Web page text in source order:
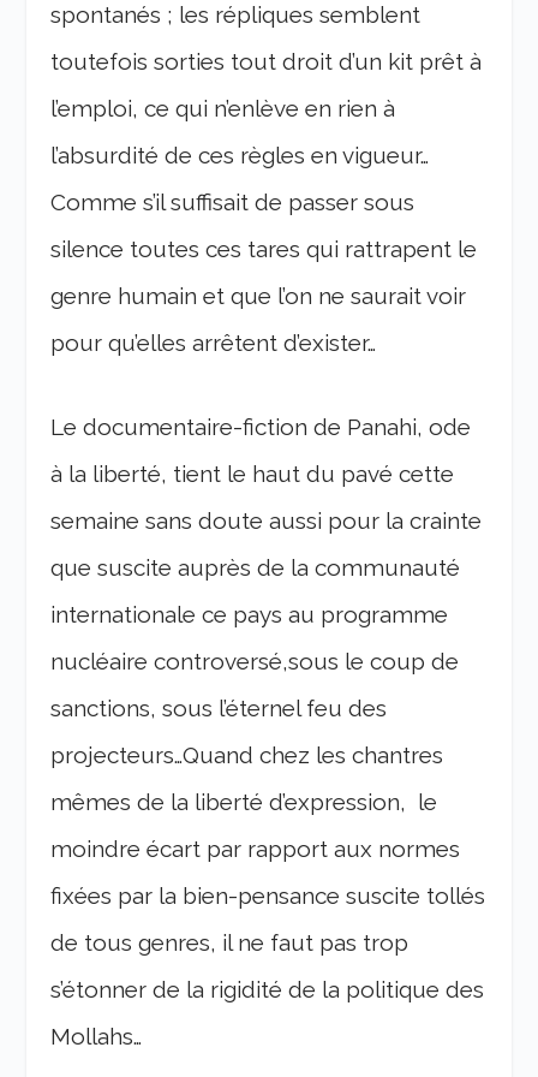
spontanés ; les répliques semblent
toutefois sorties tout droit d’un kit prêt à
l’emploi, ce qui n’enlève en rien à
l’absurdité de ces règles en vigueur…
Comme s’il suffisait de passer sous
silence toutes ces tares qui rattrapent le
genre humain et que l’on ne saurait voir
pour qu’elles arrêtent d’exister…
Le documentaire-fiction de Panahi, ode
à la liberté, tient le haut du pavé cette
semaine sans doute aussi pour la crainte
que suscite auprès de la communauté
internationale ce pays au programme
nucléaire controversé,sous le coup de
sanctions, sous l’éternel feu des
projecteurs…Quand chez les chantres
mêmes de la liberté d’expression, le
moindre écart par rapport aux normes
fixées par la bien-pensance suscite tollés
de tous genres, il ne faut pas trop
s’étonner de la rigidité de la politique des
Mollahs…